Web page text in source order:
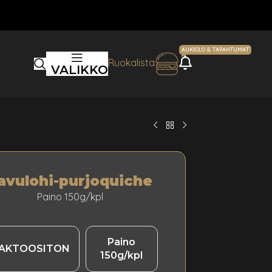
VALIKKORuokalista
AUKIOLO & TAPAHTUMAT
purjoquiche
Paino 150g/kpl
Paino
150g/kpl